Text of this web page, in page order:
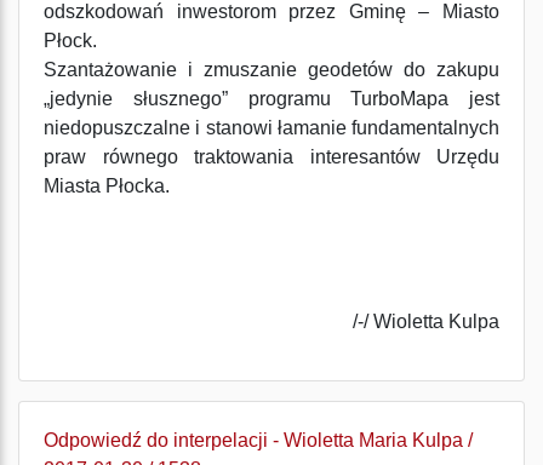
odszkodowań inwestorom przez Gminę – Miasto
Płock.
Szantażowanie i zmuszanie geodetów do zakupu
„jedynie słusznego” programu TurboMapa jest
niedopuszczalne i stanowi łamanie fundamentalnych
praw równego traktowania interesantów Urzędu
Miasta Płocka.
/-/ Wioletta Kulpa
Odpowiedź do interpelacji - Wioletta Maria Kulpa /